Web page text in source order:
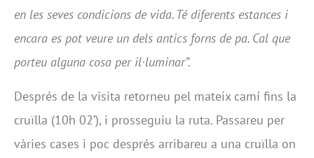
en les seves condicions de vida. Té diferents estances i
encara es pot veure un dels antics forns de pa. Cal que
porteu alguna cosa per il·luminar”.
Després de la visita retorneu pel mateix camí fins la
cruïlla (10h 02’), i prosseguiu la ruta. Passareu per
vàries cases i poc després arribareu a una cruïlla on